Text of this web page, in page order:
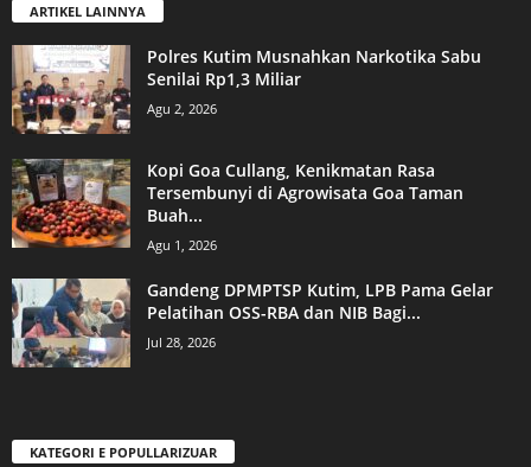
ARTIKEL LAINNYA
Polres Kutim Musnahkan Narkotika Sabu
Senilai Rp1,3 Miliar
Agu 2, 2026
Kopi Goa Cullang, Kenikmatan Rasa
Tersembunyi di Agrowisata Goa Taman
Buah...
Agu 1, 2026
Gandeng DPMPTSP Kutim, LPB Pama Gelar
Pelatihan OSS-RBA dan NIB Bagi...
Jul 28, 2026
KATEGORI E POPULLARIZUAR